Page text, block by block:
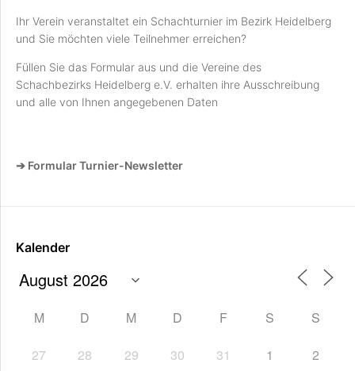
Ihr Verein veranstaltet ein Schachturnier im Bezirk Heidelberg
und Sie möchten viele Teilnehmer erreichen?
Füllen Sie das Formular aus und die Vereine des
Schachbezirks Heidelberg e.V. erhalten ihre Ausschreibung
und alle von Ihnen angegebenen Daten
➔ Formular Turnier-Newsletter
Kalender
M D M D F S S
27 28 29 30 31 1 2